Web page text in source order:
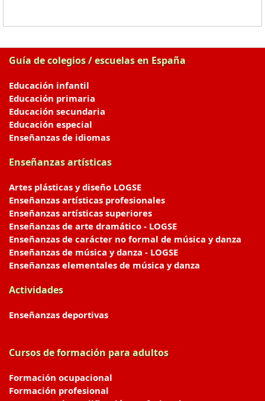
Guía de colegios / escuelas en España
Educación infantil
Educación primaria
Educación secundaria
Educación especial
Enseñanzas de idiomas
Enseñanzas artísticas
Artes plásticas y diseño LOGSE
Enseñanzas artísticas profesionales
Enseñanzas artísticas superiores
Enseñanzas de arte dramático - LOGSE
Enseñanzas de carácter no formal de música y danza
Enseñanzas de música y danza - LOGSE
Enseñanzas elementales de música y danza
Actividades
Enseñanzas deportivas
Cursos de formación para adultos
Formación ocupacional
Formación profesional